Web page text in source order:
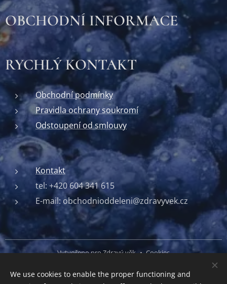
OBCHODNÍ INFORMACE
RYCHLÝ KONTAKT
Obchodní podmínky
Pravidla ochrany soukromí
Odstoupení od smlouvy
Kontakt
tel: +420 604 341 615
E-mail: obchodnioddeleni@zdravyvek.cz
Vytvořeno pro Zdravý věk Cookies
Languages
We use cookies to enable the proper functioning and